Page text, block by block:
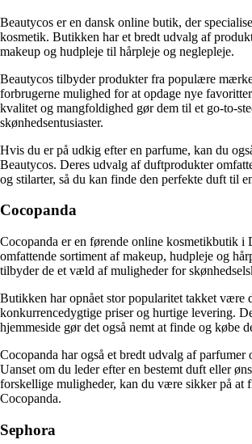
Beautycos er en dansk online butik, der
kosmetik. Butikken har et bredt udvalg af
makeup og hudpleje til hårpleje og neglepleje.
Beautycos tilbyder produkter fra populære
forbrugerne mulighed for at opdage nye
kvalitet og mangfoldighed gør dem til et go-to-
skønhedsentusiaster.
Hvis du er på udkig efter en parfume, kan du
Beautycos. Deres udvalg af duftprodukter
og stilarter, så du kan finde den perfekte duft til
Cocopanda
Cocopanda er en førende online kosmetikbutik i
omfattende sortiment af makeup, hudpleje og
tilbyder de et væld af muligheder for
Butikken har opnået stor popularitet takket være
konkurrencedygtige priser og hurtige levering.
hjemmeside gør det også nemt at finde og købe
Cocopanda har også et bredt udvalg af parfumer
Uanset om du leder efter en bestemt duft eller
forskellige muligheder, kan du være sikker på at
Cocopanda.
Sephora